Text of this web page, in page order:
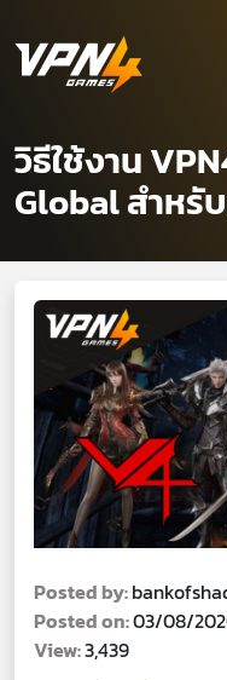
วิธีใช้งาน
Global สำหรั
Posted by:
Posted on:03/08/
View:3,439